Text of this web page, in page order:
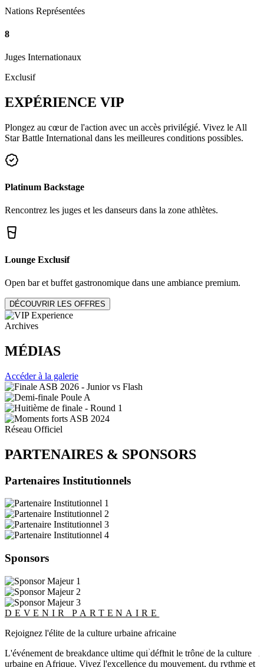
Nations Représentées
8
Juges Internationaux
Exclusif
EXPÉRIENCE VIP
Plongez au cœur de l'action avec un accès privilégié. Vivez le All
Star Battle International dans les meilleures conditions possibles.
Platinum Backstage
Rencontrez les juges et les danseurs dans la zone athlètes.
Lounge Exclusif
Open bar et buffet gastronomique dans une ambiance premium.
DÉCOUVRIR LES OFFRES
Archives
MÉDIAS
Accéder à la galerie
Réseau Officiel
PARTENAIRES & SPONSORS
Partenaires Institutionnels
Sponsors
DEVENIR PARTENAIRE
Rejoignez l'élite de la culture urbaine africaine
L'événement de breakdance ultime qui définit le trône de la culture
urbaine en Afrique. Vivez l'excellence du mouvement, du rythme et